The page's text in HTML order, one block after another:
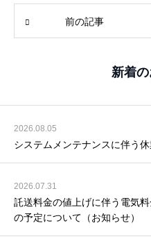
前の記事
新着
2026.08.05
システムメンテナンスに伴う
2026.07.31
託送料金の値上げに伴う電気料
の予定について（お知らせ）